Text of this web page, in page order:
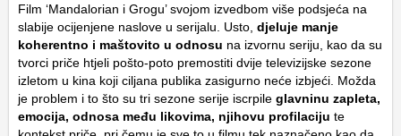
Film ‘Mandalorian i Grogu’ svojom izvedbom više podsjeća na
slabije ocijenjene naslove u serijalu. Usto, djeluje manje
koherentno i maštovito u odnosu na izvornu seriju, kao da su
tvorci priče htjeli pošto-poto premostiti dvije televizijske sezone
izletom u kina koji ciljana publika zasigurno neće izbjeći. Možda
je problem i to što su tri sezone serije iscrpile glavninu zapleta,
emocija, odnosa među likovima, njihovu profilaciju te